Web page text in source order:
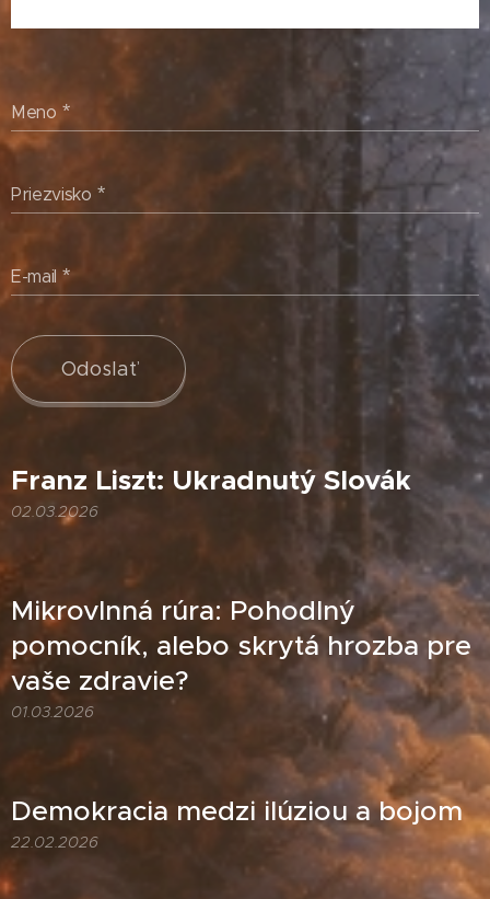
Meno
Priezvisko
E-mail
Odoslať
Franz Liszt: Ukradnutý Slovák
02.03.2026
Mikrovlnná rúra: Pohodlný
pomocník, alebo skrytá hrozba pre
vaše zdravie?
01.03.2026
Demokracia medzi ilúziou a bojom
22.02.2026